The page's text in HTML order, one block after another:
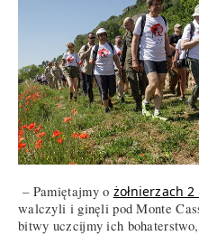
– Pamiętajmy o żołnierzach
walczyli i ginęli pod Monte
bitwy uczcijmy ich